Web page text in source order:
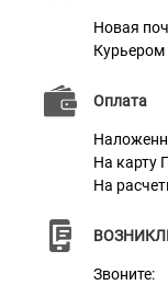
Новая
Курьером
Оплата
На карту
На
Звоните:
Материал